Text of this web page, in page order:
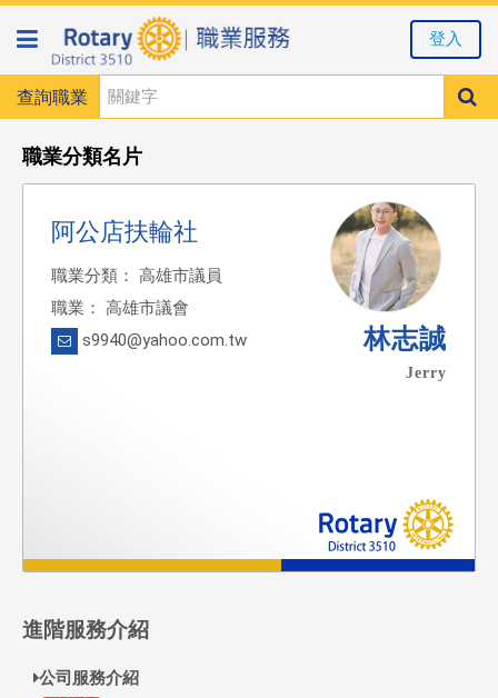
查詢職業
登入
職業分類名片
阿公店扶輪社
職業分類： 高雄市議員
職業： 高雄市議會
s9940@yahoo.com.tw
林志誠
Jerry
進階服務介紹
公司服務介紹